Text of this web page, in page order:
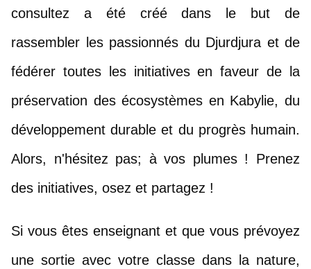
consultez a été créé dans le but de
rassembler les passionnés du Djurdjura et de
fédérer toutes les initiatives en faveur de la
préservation des écosystèmes en Kabylie, du
développement durable et du progrès humain.
Alors, n'hésitez pas; à vos plumes ! Prenez
des initiatives, osez et partagez !
Si vous êtes enseignant et que vous prévoyez
une sortie avec votre classe dans la nature,